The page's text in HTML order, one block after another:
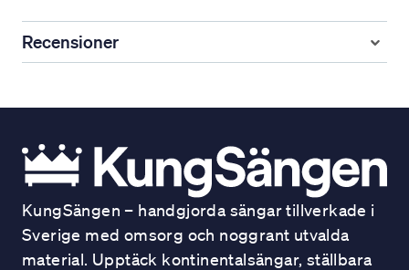
Recensioner
KungSängen – handgjorda sängar tillverkade i
Sverige med omsorg och noggrant utvalda
material. Upptäck kontinentalsängar, ställbara